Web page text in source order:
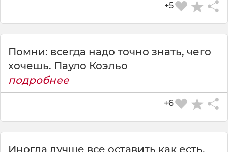
+5
Помни: всегда надо точно знать, чего
хочешь. Пауло Коэльо
подробнее
+6
Иногда лучше все оставить как есть.